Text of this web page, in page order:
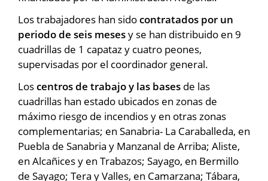
Los trabajadores han sidocontratados por un
periodo de seis mesesy se han distribuido en 9
cuadrillas de 1 capataz y cuatro peones,
supervisadas por el coordinador general.
Loscentros de trabajo y las bases de las
cuadrillas han estado ubicados en zonas de
máximo riesgo de incendios y en otras zonas
complementarias; en Sanabria- La Caraballeda, en
Puebla de Sanabria y Manzanal de Arriba; Aliste,
en Alcañices y en Trabazos; Sayago, en Bermillo
de Sayago; Tera y Valles, en Camarzana; Tábara,